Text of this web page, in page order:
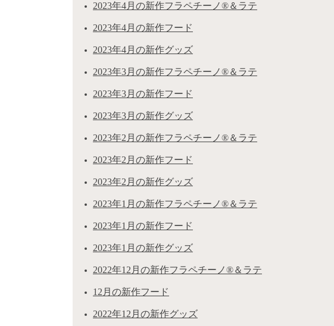
2023年4月の新作フラペチーノ®＆ラテ
2023年4月の新作フード
2023年4月の新作グッズ
2023年3月の新作フラペチーノ®＆ラテ
2023年3月の新作フード
2023年3月の新作グッズ
2023年2月の新作フラペチーノ®＆ラテ
2023年2月の新作フード
2023年2月の新作グッズ
2023年1月の新作フラペチーノ®＆ラテ
2023年1月の新作フード
2023年1月の新作グッズ
2022年12月の新作フラペチーノ®＆ラテ
12月の新作フード
2022年12月の新作グッズ